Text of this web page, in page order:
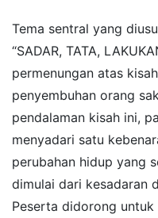
Tema sentral yang
“SADAR, TATA,
permenungan atas
penyembuhan orang
pendalaman kisah ini,
menyadari satu
perubahan hidup yang
dimulai dari kesadaran
Peserta didorong